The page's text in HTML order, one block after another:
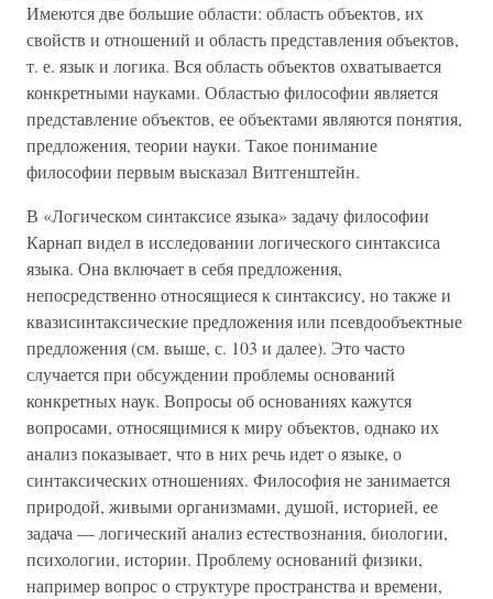
Имеются две большие области: область объектов, их
свойств и отношений и область представления объектов,
т. е. язык и логика. Вся область объектов охватывается
конкретными науками. Областью философии является
представление объектов, ее объектами являются понятия,
предложения, теории науки. Такое понимание
философии первым высказал Витгенштейн.
В «Логическом синтаксисе языка» задачу философии
Карнап видел в исследовании логического синтаксиса
языка. Она включает в себя предложения,
непосредственно относящиеся к синтаксису, но также и
квазисинтаксические предложения или псевдообъектные
предложения (см. выше, с. 103 и далее). Это часто
случается при обсуждении проблемы оснований
конкретных наук. Вопросы об основаниях кажутся
вопросами, относящимися к миру объектов, однако их
анализ показывает, что в них речь идет о языке, о
синтаксических отношениях. Философия не занимается
природой, живыми организмами, душой, историей, ее
задача — логический анализ естествознания, биологии,
психологии, истории. Проблему оснований физики,
например вопрос о структуре пространства и времени,